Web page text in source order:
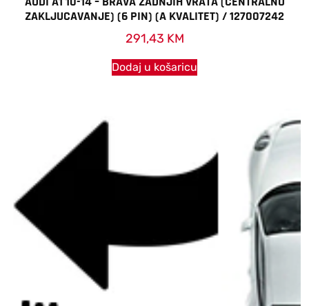
ZAKLJUCAVANJE) (6 PIN) (A KVALITET) / 127007242
291,43 KM
Dodaj u košaricu